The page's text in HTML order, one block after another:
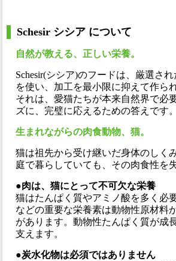
Schesir シシア について
自然が教える、正しい栄養。
Schesir(シシア)のフードは、厳選さ
を使い、加工を最小限に抑えて作ら
それは、愛猫たちが本来自然界で必
ズに、完璧に応えるための答えです。
生まれながらの肉食動物、猫。
猫は祖先から受け継いだ身体のしく
庭で暮らしていても、その肉食性を
●肉は、猫にとって不可欠な栄養
猫はたんぱく質やアミノ酸を多く必
などの重要な栄養素は動物性原材料
があります。動物性たんぱく質が成
支えます。
●炭水化物は必須ではありません